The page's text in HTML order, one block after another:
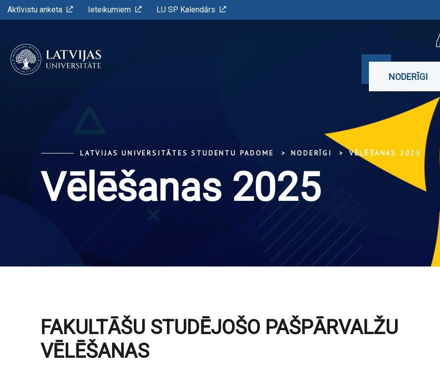
Aktīvistu anketa Ieteikumiem LU SP Kalendārs
NODERĪGI
LATVIJAS UNIVERSITĀTES STUDENTU PADOME NODERĪGI VĒLĒŠANAS 2025
Vēlēšanas 2025
FAKULTĀŠU STUDĒJOŠO PAŠPĀRVALŽU
VĒLĒŠANAS